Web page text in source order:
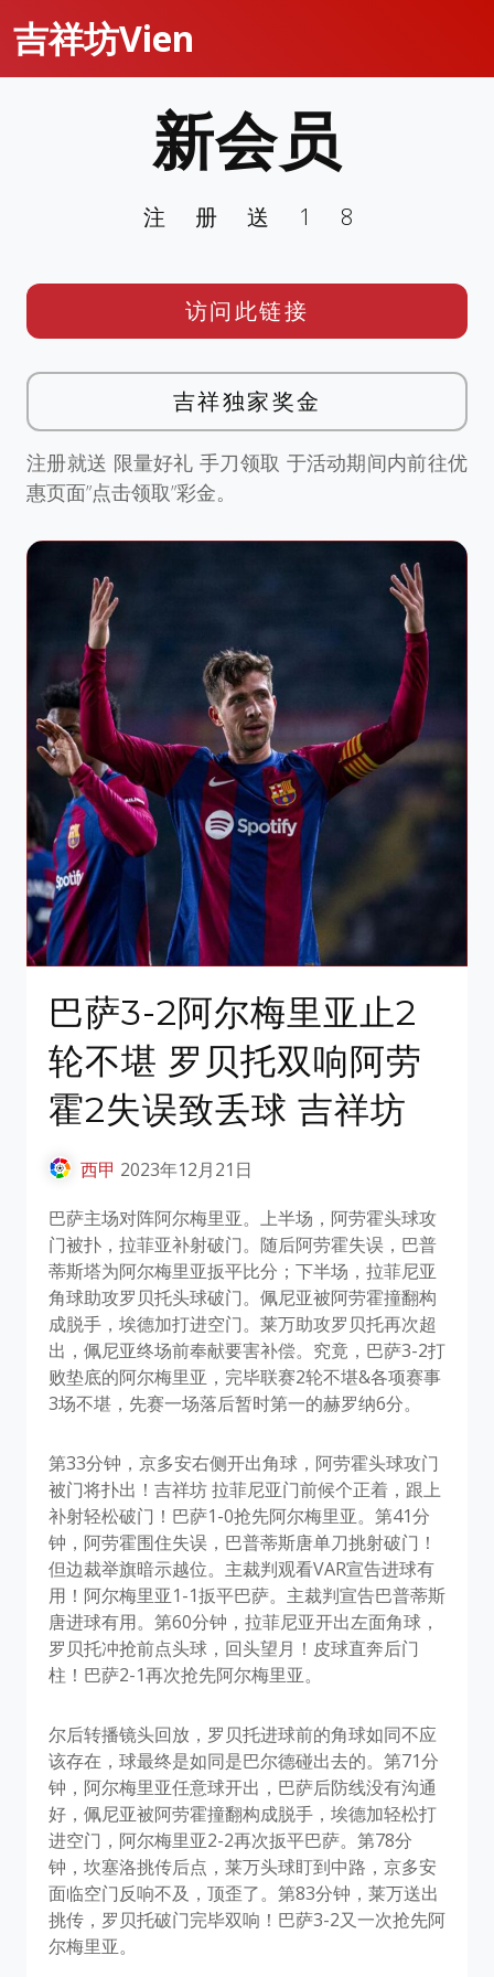
吉祥坊Vien
巴萨3-2阿尔梅里亚止2
轮不堪 罗贝托双响阿劳
霍2失误致丢球 吉祥坊
西甲 2023年12月21日
巴萨主场对阵阿尔梅里亚。上半场，阿劳霍头球攻
门被扑，拉菲亚补射破门。随后阿劳霍失误，巴普
蒂斯塔为阿尔梅里亚扳平比分；下半场，拉菲尼亚
角球助攻罗贝托头球破门。佩尼亚被阿劳霍撞翻构
成脱手，埃德加打进空门。莱万助攻罗贝托再次超
出，佩尼亚终场前奉献要害补偿。究竟，巴萨3-2打
败垫底的阿尔梅里亚，完毕联赛2轮不堪&各项赛事
3场不堪，先赛一场落后暂时第一的赫罗纳6分。
第33分钟，京多安右侧开出角球，阿劳霍头球攻门
被门将扑出！吉祥坊 拉菲尼亚门前候个正着，跟上
补射轻松破门！巴萨1-0抢先阿尔梅里亚。第41分
钟，阿劳霍围住失误，巴普蒂斯唐单刀挑射破门！
但边裁举旗暗示越位。主裁判观看VAR宣告进球有
用！阿尔梅里亚1-1扳平巴萨。主裁判宣告巴普蒂斯
唐进球有用。第60分钟，拉菲尼亚开出左面角球，
罗贝托冲抢前点头球，回头望月！皮球直奔后门
柱！巴萨2-1再次抢先阿尔梅里亚。
尔后转播镜头回放，罗贝托进球前的角球如同不应
该存在，球最终是如同是巴尔德碰出去的。第71分
钟，阿尔梅里亚任意球开出，巴萨后防线没有沟通
好，佩尼亚被阿劳霍撞翻构成脱手，埃德加轻松打
进空门，阿尔梅里亚2-2再次扳平巴萨。第78分
钟，坎塞洛挑传后点，莱万头球盯到中路，京多安
面临空门反响不及，顶歪了。第83分钟，莱万送出
挑传，罗贝托破门完毕双响！巴萨3-2又一次抢先阿
尔梅里亚。
新会员
注册送18
访问此链接
吉祥独家奖金
注册就送 限量好礼 手刀领取 于活动期间内前往优
惠页面”点击领取”彩金。